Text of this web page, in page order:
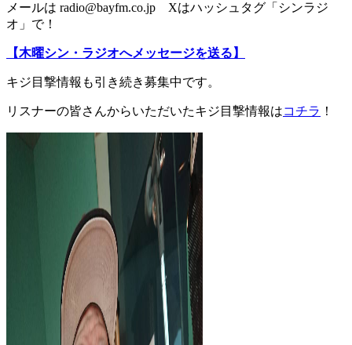
メールは radio@bayfm.co.jp Xはハッシュタグ「シンラジ
オ」で！
【木曜シン・ラジオへメッセージを送る】
キジ目撃情報も引き続き募集中です。
リスナーの皆さんからいただいたキジ目撃情報はコチラ ！